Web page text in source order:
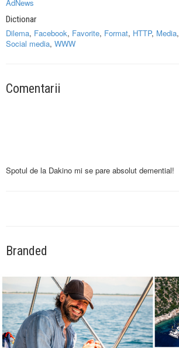
AdNews
Dictionar
Dilema, Facebook, Favorite, Format, HTTP, Media,
Social media, WWW
Comentarii
Spotul de la Dakino mi se pare absolut demential!
Branded